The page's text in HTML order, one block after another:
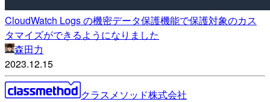
CloudWatch Logs の機密データ保護機能で保護対象のカス
タマイズができるようになりました
森田力
2023.12.15
クラスメソッド株式会社